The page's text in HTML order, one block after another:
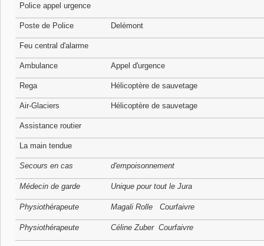
Police appel urgence
Poste de Police Delémont
Feu central d'alarme
Ambulance Appel d'urgence
Rega Hélicoptère de sauvetage
Air-Glaciers Hélicoptère de sauvetage
Assistance routier
La main tendue
Secours en cas d'empoisonnement
Médecin de garde Unique pour tout le Jura
Physiothérapeute Magali Rolle Courfaivre
Physiothérapeute Céline Zuber Courfaivre